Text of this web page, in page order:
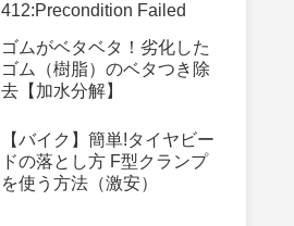
412:Precondition Failed
ゴムがベタベタ！劣化した
ゴム（樹脂）のベタつき除
去【加水分解】
【バイク】簡単!タイヤビー
ドの落とし方 F型クランプ
を使う方法（激安）